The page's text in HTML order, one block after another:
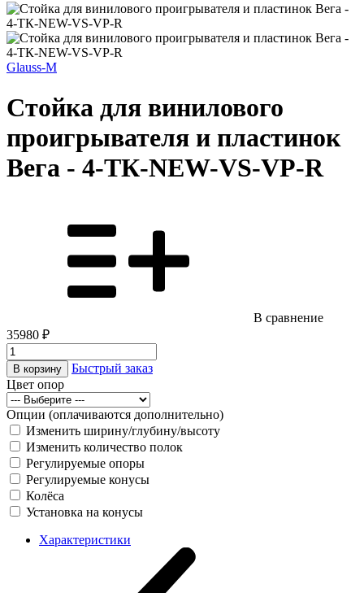
Glauss-M
Стойка для винилового
проигрывателя и пластинок
Вега - 4-ТК-NEW-VS-VP-R
В сравнение
35980 ₽
В корзину
Быстрый заказ
Цвет опор
Опции (оплачиваются дополнительно)
Изменить ширину/глубину/высоту
Изменить количество полок
Регулируемые опоры
Регулируемые конусы
Колёса
Установка на конусы
Характеристики